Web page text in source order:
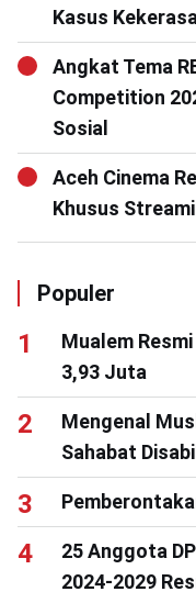
Kasus
Angkat Tema
Competition
Sosial
Aceh Cinema
Khusus
Populer
Mualem
3,93 Juta
Mengenal
Sahabat
25 Anggota
2024-2029